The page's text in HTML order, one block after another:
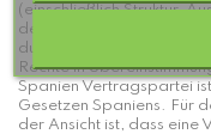
(einschließlich Struktur,
derselben), Podcast,
durch Marken,
Rechte in
Spanien Vertragspartei
Gesetzen Spaniens. Für
der Ansicht ist, dass eine